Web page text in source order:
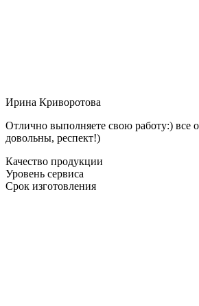
Ирина Криворотова
Отлично выполняете свою работу:) все
довольны, респект!)
Качество продукции
Уровень сервиса
Срок изготовления